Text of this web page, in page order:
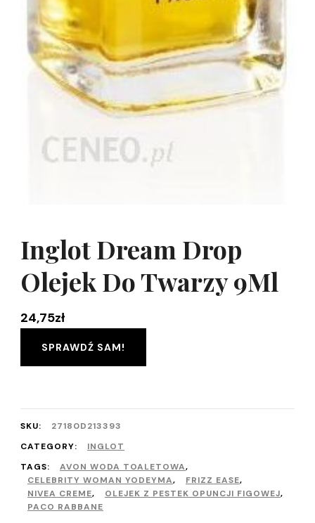
Inglot Dream Drop
Olejek Do Twarzy 9Ml
24,75zł
SPRAWDŹ SAM!
SKU:
27180D213393
CATEGORY:
INGLOT
TAGS:
AVON WODA TOALETOWA,
CELEBRITY WOMAN YODEYMA, FRIZZ EASE,
NIVEA CREME, OLEJEK Z PESTEK OPUNCJI FIGOWEJ,
PACO RABBANE